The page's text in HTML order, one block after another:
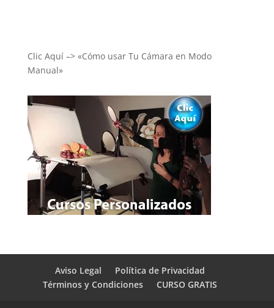
Clic Aquí –> «Cómo usar Tu Cámara en Modo
Manual»
Aviso Legal
Política de Privacidad
Términos y Condiciones
CURSO GRATIS